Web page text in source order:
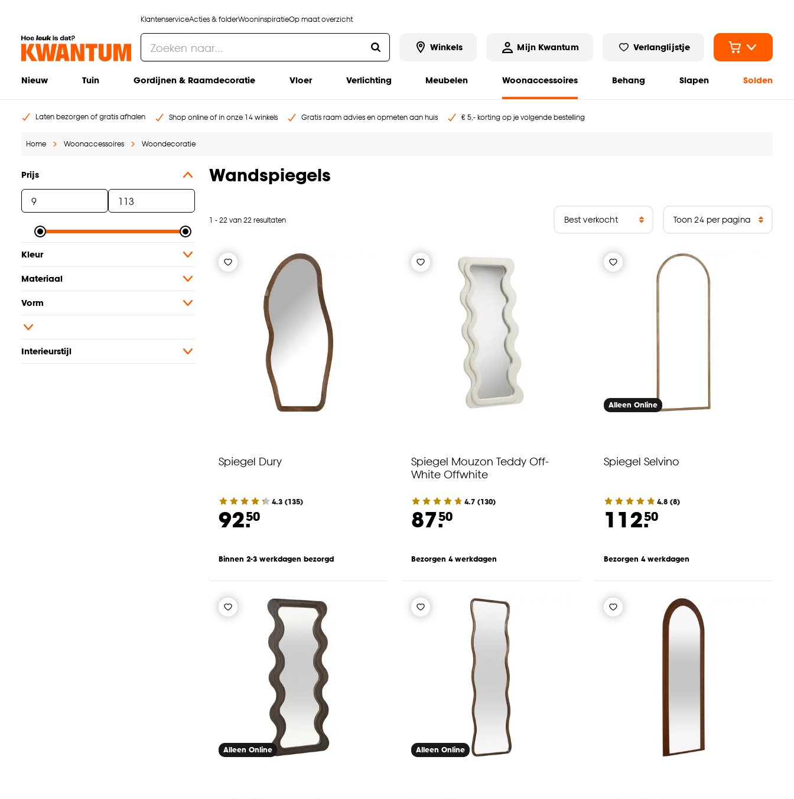
KlantenserviceActies & folderWooninspiratieOp maat overzicht
Winkels Mijn Kwantum Verlanglijstje
Nieuw Tuin Gordijnen & Raamdecoratie Vloer Verlichting Meubelen Woonaccessoires Behang Slapen Solden
Laten bezorgen of gratis afhalen Shop online of in onze 14 winkels Gratis raam advies en opmeten aan huis € 5,- korting op je volgende bestelling
Home Woonaccessoires Woondecoratie
Prijs
Kleur
Materiaal
Vorm
Interieurstijl
Wandspiegels
1 - 22 van 22 resultaten
Spiegel Dury
4.3 (135)
92.50
Binnen 2-3 werkdagen bezorgd
Spiegel Mouzon Teddy Off-
White Offwhite
4.7 (130)
87.50
Bezorgen 4 werkdagen
Alleen Online
Spiegel Selvino
4.8 (8)
112.50
Bezorgen 4 werkdagen
Alleen Online Alleen Online